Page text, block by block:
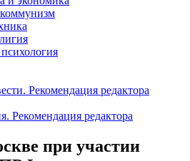
Рекомендация редактора
Рекомендация редактора
при участии